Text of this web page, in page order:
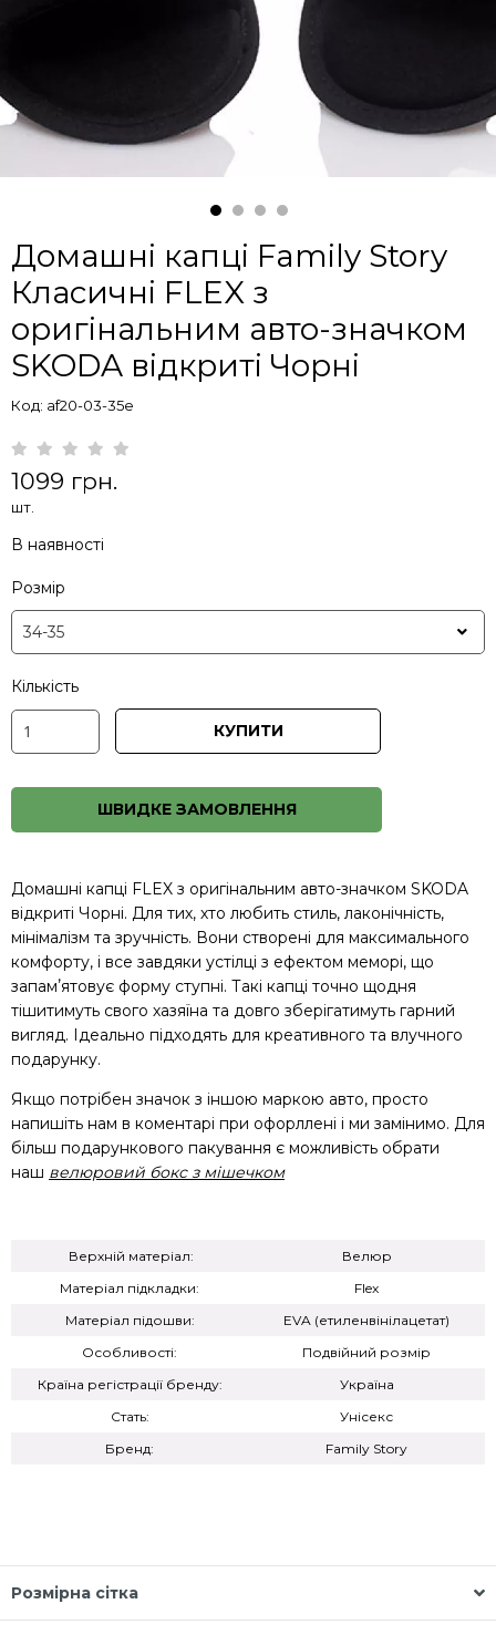
Домашні капці Family Story
Класичні FLEX з
оригінальним авто-значком
SKODA відкриті Чорні
Код: af20-03-35e
1099 грн.
шт.
В наявності
Розмір
Кількість
КУПИТИ
ШВИДКЕ ЗАМОВЛЕННЯ
Домашні капці FLEX з оригінальним авто-значком SKODA
відкриті Чорні. Для тих, хто любить стиль, лаконічність,
мінімалізм та зручність. Вони створені для максимального
комфорту, і все завдяки устілці з ефектом меморі, що
запамʼятовує форму ступні. Такі капці точно щодня
тішитимуть свого хазяїна та довго зберігатимуть гарний
вигляд. Ідеально підходять для креативного та влучного
подарунку.
Якщо потрібен значок з іншою маркою авто, просто
напишіть нам в коментарі при офорллені і ми замінимо. Для
більш подарункового пакування є можливість обрати
наш велюровий бокс з мішечком
Верхній матеріал:
Велюр
Матеріал підкладки:
Flex
Матеріал підошви:
EVA (етиленвінілацетат)
Особливості:
Подвійний розмір
Країна регістрації бренду:
Україна
Стать:
Унісекс
Бренд:
Family Story
Розмірна сітка